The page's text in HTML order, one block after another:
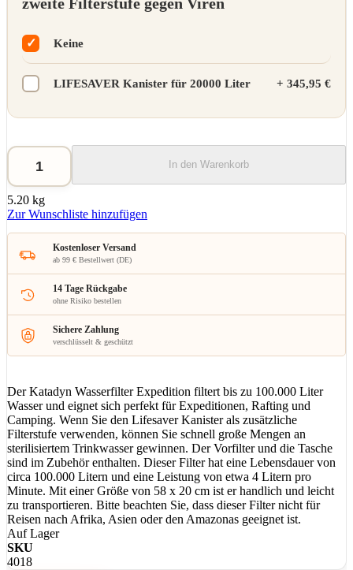
Keine
LIFESAVER Kanister für 20000 Liter + 345,95 €
In den Warenkorb
5.20 kg
Zur Wunschliste hinzufügen
Kostenloser Versand
ab 99 € Bestellwert (DE)
14 Tage Rückgabe
ohne Risiko bestellen
Sichere Zahlung
verschlüsselt & geschützt
Der Katadyn Wasserfilter Expedition filtert bis zu 100.000 Liter
Wasser und eignet sich perfekt für Expeditionen, Rafting und
Camping. Wenn Sie den Lifesaver Kanister als zusätzliche
Filterstufe verwenden, können Sie schnell große Mengen an
sterilisiertem Trinkwasser gewinnen. Der Vorfilter und die Tasche
sind im Zubehör enthalten. Dieser Filter hat eine Lebensdauer von
circa 100.000 Litern und eine Leistung von etwa 4 Litern pro
Minute. Mit einer Größe von 58 x 20 cm ist er handlich und leicht
zu transportieren. Bitte beachten Sie, dass dieser Filter nicht für
Reisen nach Afrika, Asien oder den Amazonas geeignet ist.
Auf Lager
SKU
4018